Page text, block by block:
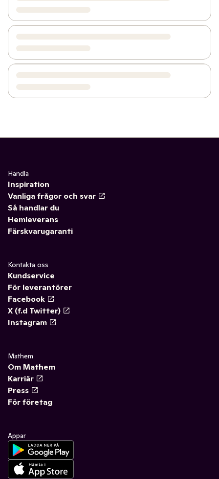
Handla
Inspiration
Vanliga frågor och svar
Så handlar du
Hemleverans
Färskvarugaranti
Kontakta oss
Kundservice
För leverantörer
Facebook
X (f.d Twitter)
Instagram
Mathem
Om Mathem
Karriär
Press
För företag
Appar